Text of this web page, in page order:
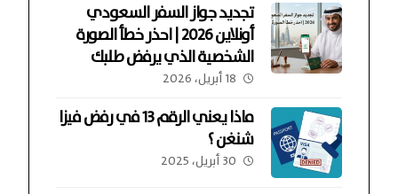
تجديد جواز السفر السعودي
أونلاين 2026 | احذر خطأ الصورة
الشخصية الذي يرفض طلبك
18 أبريل، 2026
ماذا يعني الرقم 13 في رفض فيزا
شنغن ؟
30 أبريل، 2025